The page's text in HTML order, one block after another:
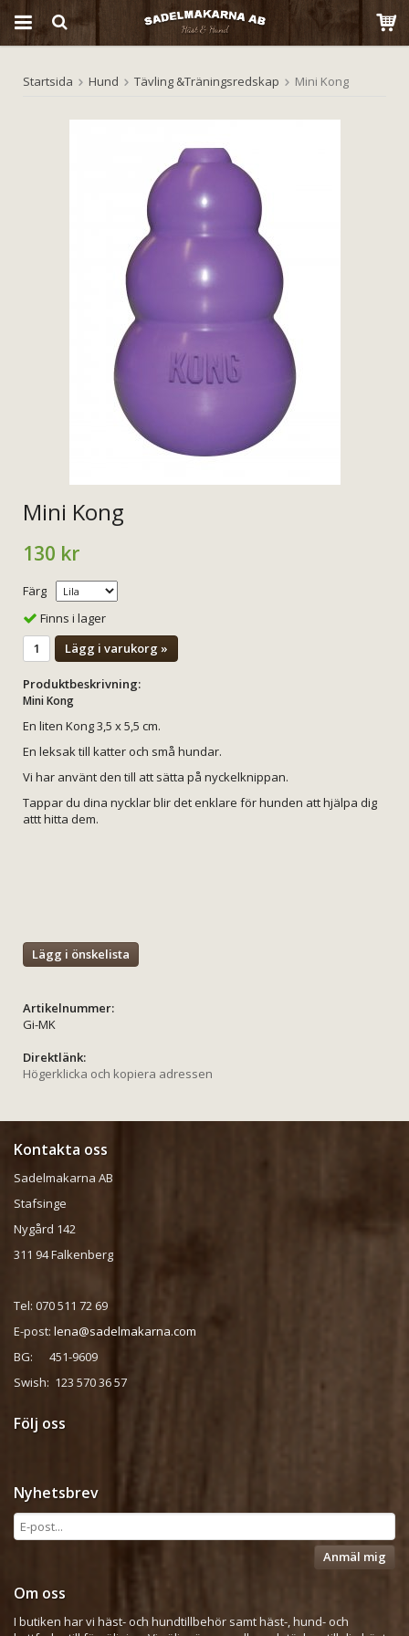
Produkten har blivit tillagd i varukorgen
Startsida Hund Tävling &Träningsredskap Mini Kong
Mini Kong
130 kr
Färg
Finns i lager
Lägg i varukorg »
Produktbeskrivning:
Mini Kong
En liten Kong 3,5 x 5,5 cm.
En leksak till katter och små hundar.
Vi har använt den till att sätta på nyckelknippan.
Tappar du dina nycklar blir det enklare för hunden att hjälpa dig
attt hitta dem.
Lägg i önskelista
Artikelnummer:
Gi-MK
Direktlänk:
Högerklicka och kopiera adressen
Kontakta oss
Sadelmakarna AB
Stafsinge
Nygård 142
311 94 Falkenberg
Tel: 070 511 72 69
E-post: lena@sadelmakarna.com
BG: 451-9609
Swish: 123 570 36 57
Följ oss
Nyhetsbrev
Anmäl mig
Om oss
I butiken har vi häst- och hundtillbehör samt häst-, hund- och